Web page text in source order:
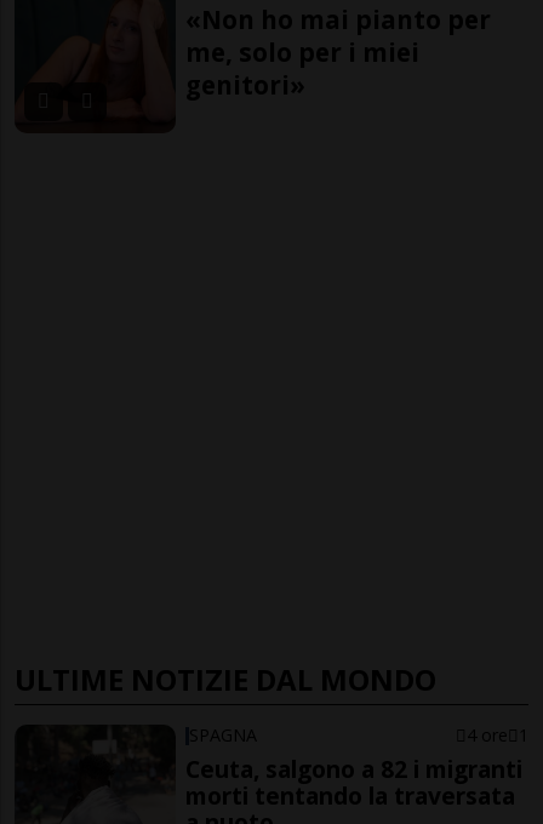
«Non ho mai pianto per
me, solo per i miei
genitori»
ULTIME NOTIZIE DAL MONDO
SPAGNA 4 ore 1
Ceuta, salgono a 82 i migranti
morti tentando la traversata